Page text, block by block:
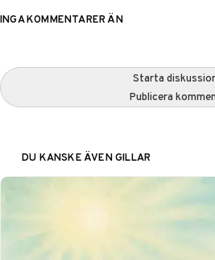
INGA KOMMENTARER ÄN
Starta
Publicera
DU KANSKE ÄVEN GILLAR